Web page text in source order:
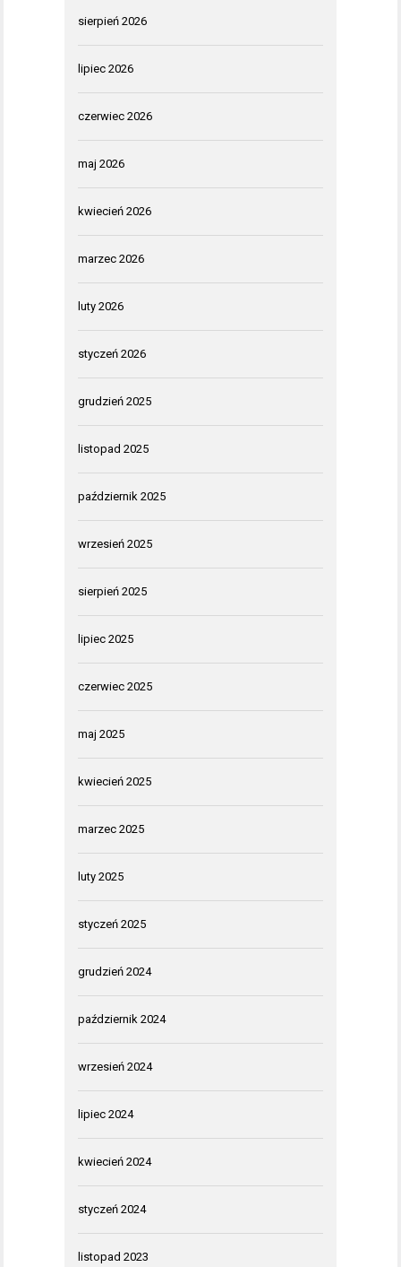
sierpień 2026
lipiec 2026
czerwiec 2026
maj 2026
kwiecień 2026
marzec 2026
luty 2026
styczeń 2026
grudzień 2025
listopad 2025
październik 2025
wrzesień 2025
sierpień 2025
lipiec 2025
czerwiec 2025
maj 2025
kwiecień 2025
marzec 2025
luty 2025
styczeń 2025
grudzień 2024
październik 2024
wrzesień 2024
lipiec 2024
kwiecień 2024
styczeń 2024
listopad 2023